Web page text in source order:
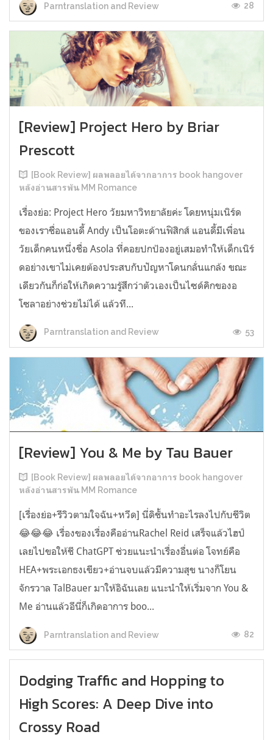
Parntranslation and Review 28
[Review] Project Hero by Briar
Prescott
[Book Review] ผลพลอยได้จากอาการ book hangover
หลังอ่านสารพัน MM Romance
เรื่องย่อ: Project Hero วัยมหาวิทยาลัยค่ะ โดยหนุ่มเนิร์ด
ของเราชื่อแอนดี้ Andy เป็นโอตะด้านฟิสิกส์ แอนดี้มีเพื่อน
วัยเด็กคนหนึ่งชื่อ Asola ที่คอยปกป้องอยู่เสมอทำให้เด็กเนิร์
ดอย่างเขาไม่เคยต้องประสบกับปัญหาโดนกลั่นแกล้ง ขณะ
เดียวกันก็ก่อให้เกิดความรู้สึกว่าตัวเองเป็นไซด์คิกของอ
โซลาอย่างช่วยไม่ได้ แล้วที...
Parntranslation and Review 53
[Review] You & Me by Tau Bauer
[Book Review] ผลพลอยได้จากอาการ book hangover
หลังอ่านสารพัน MM Romance
[เรื่องย่อ+รีวิวตามใจฉัน+หวีด] นี่ดิชั้นทำอะไรลงไปกับชีวิต
😂😂😂 เรื่องของเรื่องคืออ่านRachel Reid เสร็จแล้วไฮป์
เลยไปขอให้ชี ChatGPT ช่วยแนะนำเรื่องอื่นต่อ โจทย์คือ
HEA+พระเอกธงเขียว+อ่านจบแล้วมีความสุข นางก็โยน
จักรวาล TalBauer มาให้อิฉันเลย แนะนำให้เริ่มจาก You &
Me อ่านแล้วอีนี่ก็เกิดอาการ boo...
Parntranslation and Review 82
Dodging Traffic and Hopping to
High Scores: A Deep Dive into
Crossy Road